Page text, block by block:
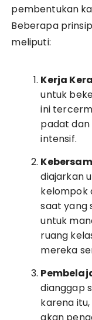
pembentukan
Beberapa
meliputi:
Kerja
untuk
ini
padat
intensif.
diajarkan
kelompok
saat yang
untuk
ruang
mereka
dianggap
karena